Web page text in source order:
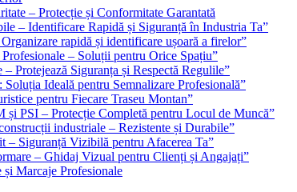
– Protecție și Conformitate Garantată
– Identificare Rapidă și Siguranță în Industria Ta”
rapidă și identificare ușoară a firelor”
– Soluții pentru Orice Spațiu”
– Protejează Siguranța și Respectă Regulile”
Ideală pentru Semnalizare Profesională”
pentru Fiecare Traseu Montan”
și PSI – Protecție Completă pentru Locul de Muncă”
industriale – Rezistente și Durabile”
– Siguranță Vizibilă pentru Afacerea Ta”
– Ghidaj Vizual pentru Clienți și Angajați”
Marcaje Profesionale